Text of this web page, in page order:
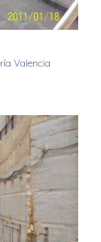
Valencia